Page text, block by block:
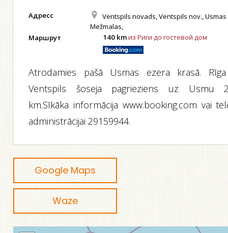
Адресс
Ventspils novads, Ventspils nov., Usmas
Mežmalas,
Маршрут 140 kmиз Риги до гостевой дом
Atrodamies pašā Usmas ezera krasā.
Ventspils šoseja pagrieziens uz Usmu
km.Sīkāka informācija www.booking.com vai
administrācijai 29159944.
Google Maps
Waze